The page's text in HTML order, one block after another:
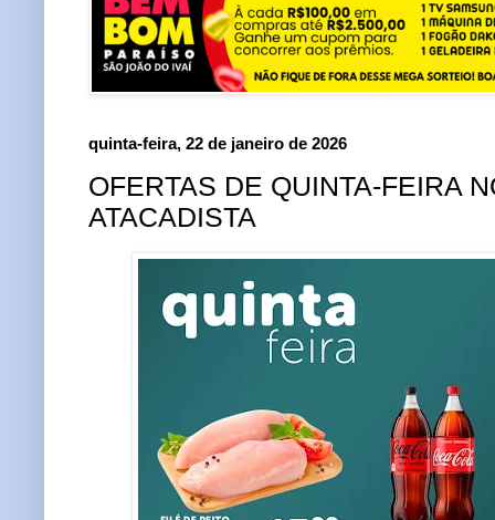
quinta-feira, 22 de janeiro de 2026
OFERTAS DE QUINTA-FEIRA
ATACADISTA